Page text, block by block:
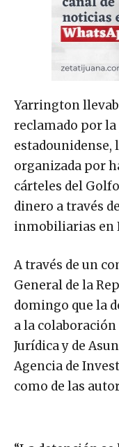
Yarrington
reclamado por
estadounidense,
organizada por
cárteles del
dinero a través
inmobiliarias en
A través de un
General de la
domingo que la
a la
Jurídica y de
Agencia de
como de las